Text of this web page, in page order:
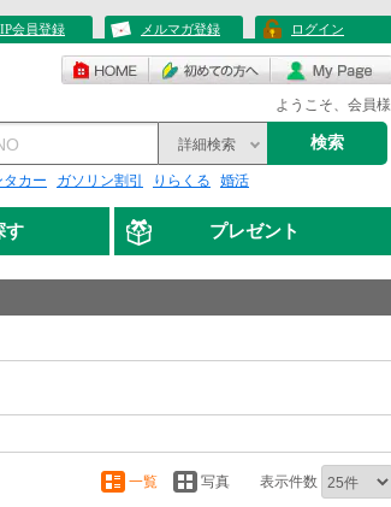
会員登録 メルマガ登録 ログイン
ようこそ、会員様
詳細検索 検索
タカー ガソリン割引 りらくる 婚活
す プレゼント
一覧 写真 表示件数